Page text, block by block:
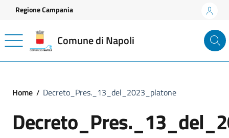
Vai ai contenuti
Vai al footer
Regione Campania
Comune di Napoli
Home Decreto_Pres._13_del_2023_platone